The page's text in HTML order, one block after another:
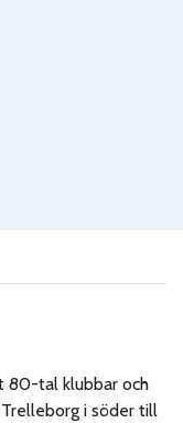
80-tal klubbar och
i söder till